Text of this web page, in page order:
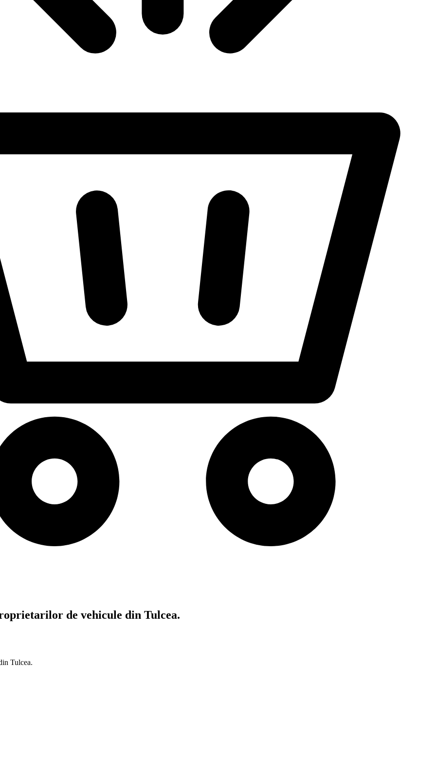
de vehicule din Tulcea.